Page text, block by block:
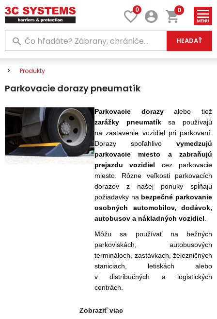
0
HĽADAŤ
0
Produkty
Parkovacie dorazy pneumatík
Parkovacie dorazyalebo tiež
zarážky pneumatíksa používajú
na zastavenie vozidiel pri parkovaní.
Dorazy spoľahlivo vymedzujú
parkovacie miesto a zabraňujú
prejazdu vozidiel cez parkovacie
miesto. Rôzne veľkosti parkovacích
dorazov z našej ponuky spĺňajú
požiadavky na bezpečné parkovanie
osobných automobilov, dodávok,
autobusov a nákladných vozidiel
Môžu sa používať na bežných
parkoviskách, autobusových
termináloch, zastávkach, železničných
staniciach, letiskách alebo
v distribučných a logistických
centrách.
Zobraziť viac